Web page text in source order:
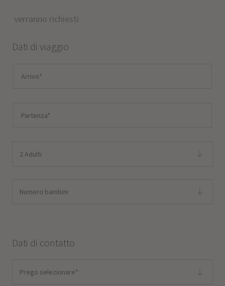
verranno richiesti
Dati di viaggio
2 Adulti
Numero bambini
Dati di contatto
Prego selezionare*